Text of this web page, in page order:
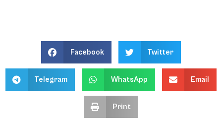
Facebook Twitter
Telegram WhatsApp Email
Print